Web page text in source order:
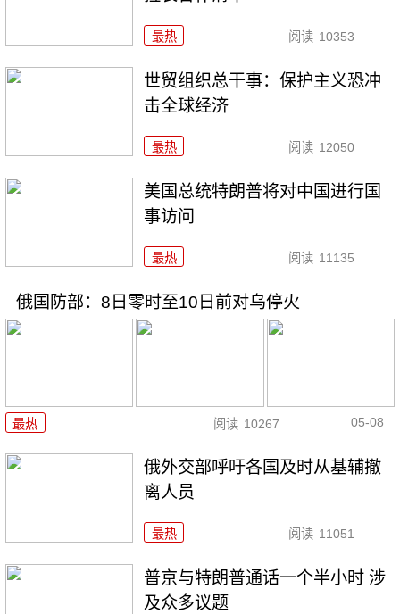
最热 阅读 10353
世贸组织总干事：保护主义恐冲
击全球经济
最热 阅读 12050
美国总统特朗普将对中国进行国
事访问
最热 阅读 11135
俄国防部：8日零时至10日前对乌停火
最热 阅读 10267 05-08
俄外交部呼吁各国及时从基辅撤
离人员
最热 阅读 11051
普京与特朗普通话一个半小时 涉
及众多议题